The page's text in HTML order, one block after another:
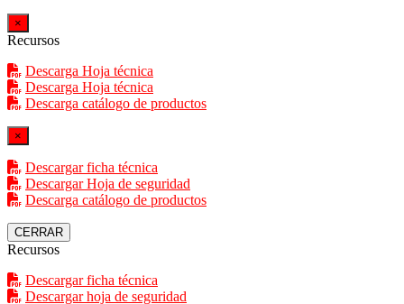
×
Recursos
Descarga Hoja técnica
Descarga Hoja técnica
Descarga catálogo de productos
×
Descargar ficha técnica
Descargar Hoja de seguridad
Descarga catálogo de productos
CERRAR
Recursos
Descargar ficha técnica
Descargar hoja de seguridad